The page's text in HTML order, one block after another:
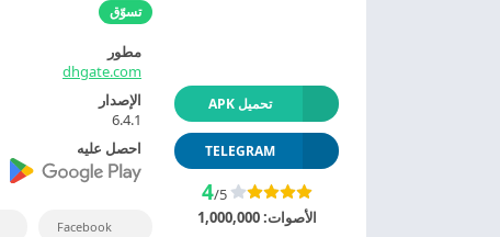
تسوّق
تحميل APK
TELEGRAM
4/5
الأصوات:1,000,000
مطور
dhgate.com
الإصدار
6.4.1
احصل عليه
Facebook